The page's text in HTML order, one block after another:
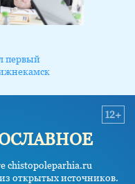
первый
chistopoleparhia.ru
открытых источников.
12+